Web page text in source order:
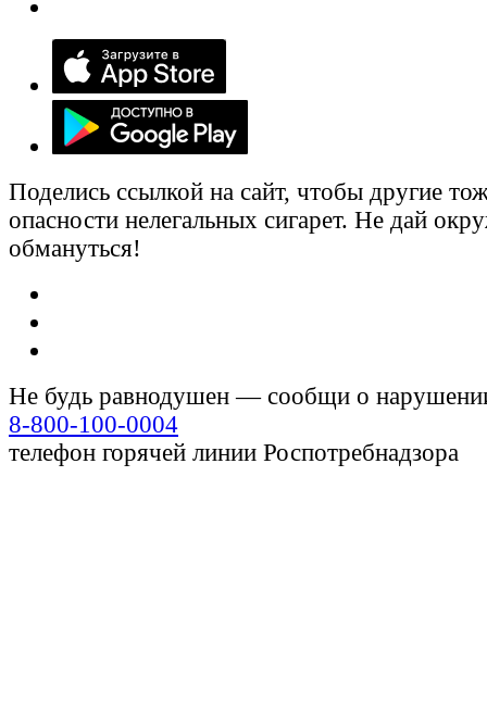
Поделись ссылкой на сайт, чтобы другие
опасности нелегальных сигарет. Не дай
обмануться!
Не будь равнодушен — сообщи о
8-800-100-0004
телефон горячей линии Роспотребнадзора